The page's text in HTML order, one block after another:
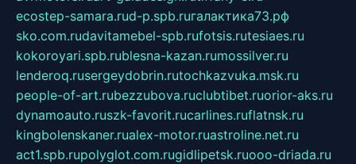
ecostep-samara.rud-p.spb.ruгалактика73.рф
sko.com.rudavitamebel-spb.rufotsis.rutesiaes.ru
kokoroyari.spb.rublesna-kazan.rumossilver.ru
lenderoq.rusergeydobrin.rutochkazvuka.msk.ru
people-of-art.rubezzubova.ruclubtibet.ruorior-aks.ru
dynamoauto.ruszk-favorit.rucarlines.ruflatnsk.ru
kingbolenskaner.rualex-motor.ruastroline.net.ru
act1.spb.rupolyglot.com.rugidlipetsk.ruooo-driada.ru